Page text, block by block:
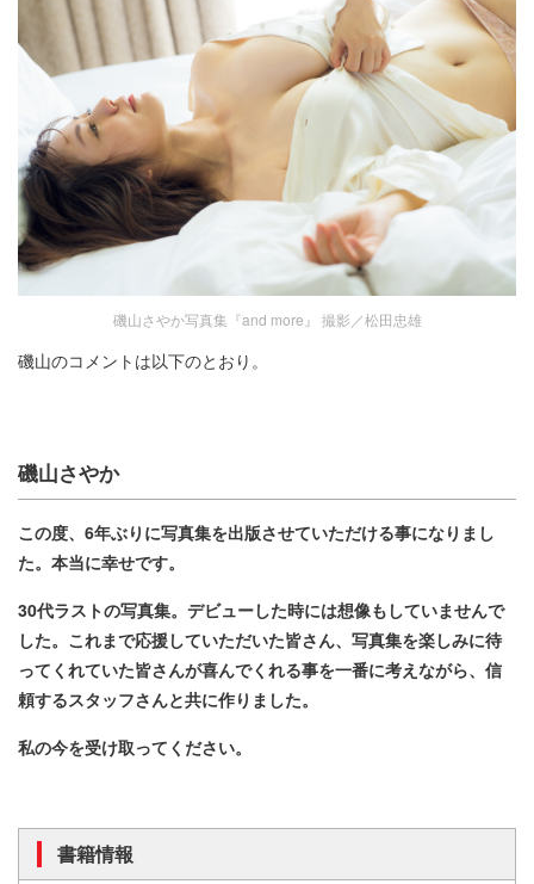
磯山さやか写真集『and more』 撮影／松田忠雄
磯山のコメントは以下のとおり。
磯山さやか
この度、6年ぶりに写真集を出版させていただける事になりまし
た。本当に幸せです。
30代ラストの写真集。デビューした時には想像もしていませんで
した。これまで応援していただいた皆さん、写真集を楽しみに待
ってくれていた皆さんが喜んでくれる事を一番に考えながら、信
頼するスタッフさんと共に作りました。
私の今を受け取ってください。
書籍情報